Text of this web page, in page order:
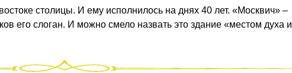
столицы. И ему исполнилось на днях 40 лет. «Москвич» –
его слоган. И можно смело назвать это здание «местом духа и